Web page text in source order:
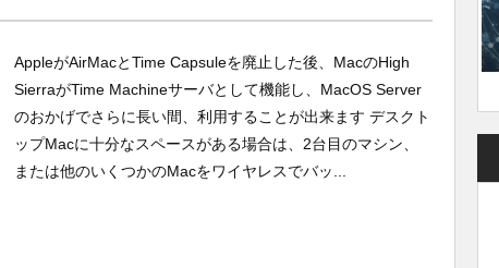
AppleがAirMacとTime Capsuleを廃止した後、MacのHigh
SierraがTime Machineサーバとして機能し、MacOS Server
のおかげでさらに長い間、利用することが出来ます デスクト
ップMacに十分なスペースがある場合は、2台目のマシン、
または他のいくつかのMacをワイヤレスでバッ...